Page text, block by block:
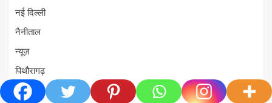
नई दिल्ली
नैनीताल
न्यूज़
पिथौरागढ़
पुलिस